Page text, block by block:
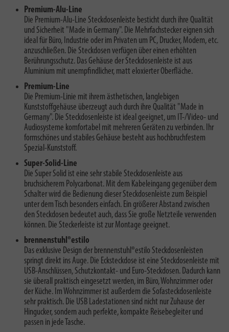
Premium-Alu-Line
Die Premium-Alu-Line Steckdosenleiste besticht durch ihre Qualität
und Sicherheit "Made in Germany". Die Mehrfachstecker eignen sich
ideal für Büro, Industrie oder im Privaten um PC, Drucker, Modem, etc.
anzuschließen. Die Steckdosen verfügen über einen erhöhten
Berührungsschutz. Das Gehäuse der Steckdosenleiste ist aus
Aluminium mit unempfindlicher, matt eloxierter Oberfläche.
Premium-Line
Die Premium-Linie mit ihrem ästhetischen, langlebigen
Kunststoffgehäuse überzeugt auch durch ihre Qualität "Made in
Germany". Die Steckdosenleiste ist ideal geeignet, um IT-/Video- und
Audiosysteme komfortabel mit mehreren Geräten zu verbinden. Ihr
formschönes und stabiles Gehäuse besteht aus hochbruchfestem
Spezial-Kunststoff.
Super-Solid-Line
Die Super Solid ist eine sehr stabile Steckdosenleiste aus
bruchsicherem Polycarbonat. Mit dem Kabeleingang gegenüber dem
Schalter wird die Bedienung dieser Steckdosenleiste zum Beispiel
unter dem Tisch besonders einfach. Ein größerer Abstand zwischen
den Steckdosen bedeutet auch, dass Sie große Netzteile verwenden
können. Die Steckerleiste ist zur Montage geeignet.
brennenstuhl®estilo
Das exklusive Design der brennenstuhl®estilo Steckdosenleisten
springt direkt ins Auge. Die Ecksteckdose ist eine Steckdosenleiste mit
USB-Anschlüssen, Schutzkontakt- und Euro-Steckdosen. Dadurch kann
sie überall praktisch eingesetzt werden, im Büro, Wohnzimmer oder
der Küche. Im Wohnzimmer ist außerdem die Sofasteckdosenleiste
sehr praktisch. Die USB Ladestationen sind nicht nur Zuhause der
Hingucker, sondern auch perfekte, kompakte Reisebegleiter und
passen in jede Tasche.